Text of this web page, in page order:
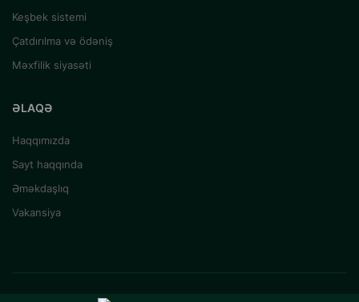
Keşbek sistemi
Çatdırılma və ödəniş
Məxfilik siyasəti
ƏLAQƏ
Haqqımızda
Sayt haqqında
Əməkdaşlıq
Vakansiya